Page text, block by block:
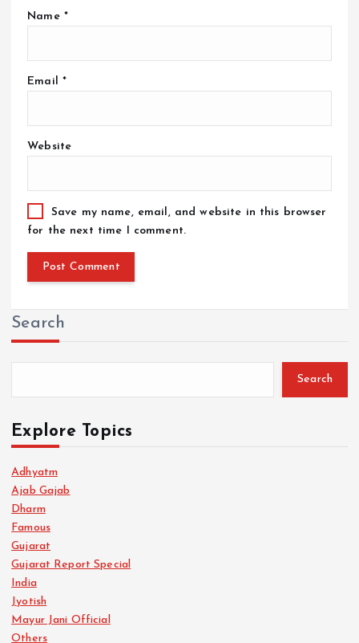
Name *
Email *
Website
Save my name, email, and website in this browser
for the next time I comment.
Search
Search
Explore Topics
Adhyatm
Ajab Gajab
Dharm
Famous
Gujarat
Gujarat Report Special
India
Jyotish
Mayur Jani Official
Others